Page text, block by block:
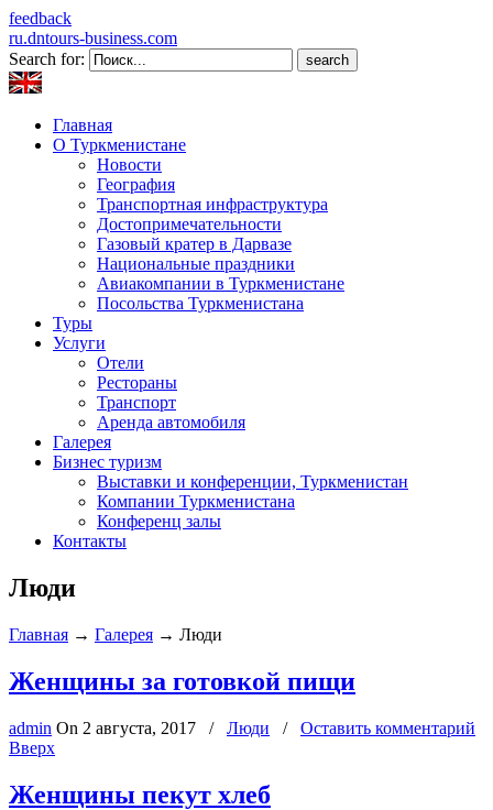
feedback
ru.dntours-business.com
Search for:
Главная
О Туркменистане
Новости
География
Транспортная инфраструктура
Достопримечательности
Газовый кратер в Дарвазе
Национальные праздники
Авиакомпании в Туркменистане
Посольства Туркменистана
Туры
Услуги
Отели
Рестораны
Транспорт
Аренда автомобиля
Галерея
Бизнес туризм
Выставки и конференции, Туркменистан
Компании Туркменистана
Конференц залы
Контакты
Люди
Главная → Галерея → Люди
Женщины за готовкой пищи
admin On 2 августа, 2017 / Люди / Оставить комментарий
Вверх
Женщины пекут хлеб